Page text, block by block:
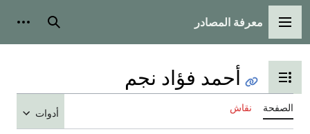
القائمة الرئيسية
معرفة المصادر بحث
تبديل عرض جدول المحتويات
أحمد فؤاد نجم
الصفحة نقاش أدوات